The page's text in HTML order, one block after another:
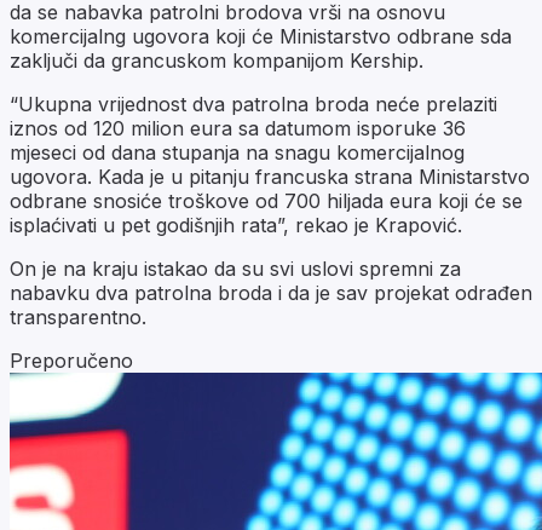
da se nabavka patrolni brodova vrši na osnovu
komercijalng ugovora koji će Ministarstvo odbrane sda
zaključi da grancuskom kompanijom Kership.
“Ukupna vrijednost dva patrolna broda neće prelaziti
iznos od 120 milion eura sa datumom isporuke 36
mjeseci od dana stupanja na snagu komercijalnog
ugovora. Kada je u pitanju francuska strana Ministarstvo
odbrane snosiće troškove od 700 hiljada eura koji će se
isplaćivati u pet godišnjih rata”, rekao je Krapović.
On je na kraju istakao da su svi uslovi spremni za
nabavku dva patrolna broda i da je sav projekat odrađen
transparentno.
Preporučeno